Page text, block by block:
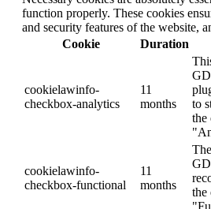
function properly. These cookies
and security features of the website,
Cookie
Duration
cookielawinfo-
checkbox-analytics
11
months
to
the
cookielawinfo-
checkbox-functional
11
months
the